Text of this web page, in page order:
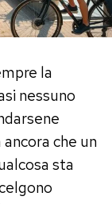
il lassi al
in
esposto
o sul
minuti la
molto
la
nessuno
che un
sta